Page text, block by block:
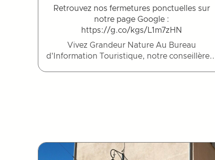
Retrouvez nos fermetures ponctuelles sur
notre page Google :
https://g.co/kgs/L1m7zHN
Vivez Grandeur Nature Au Bureau
d'Information Touristique, notre